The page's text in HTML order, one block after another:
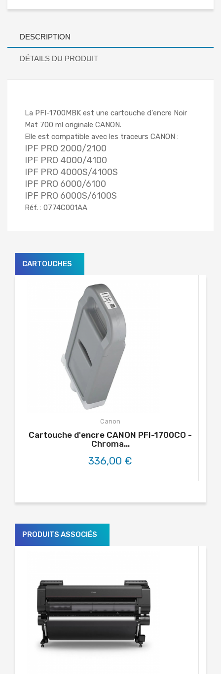
DESCRIPTION
DÉTAILS DU PRODUIT
La PFI-1700MBK est une cartouche d'encre Noir
Mat 700 ml originale CANON.
Elle est compatible avec les traceurs CANON :
IPF PRO 2000/2100
IPF PRO 4000/4100
IPF PRO 4000S/4100S
IPF PRO 6000/6100
IPF PRO 6000S/6100S
Réf. : 0774C001AA
CARTOUCHES
Canon
Cartouche d'encre CANON PFI-1700CO -
Chroma...
336,00 €
PRODUITS ASSOCIÉS